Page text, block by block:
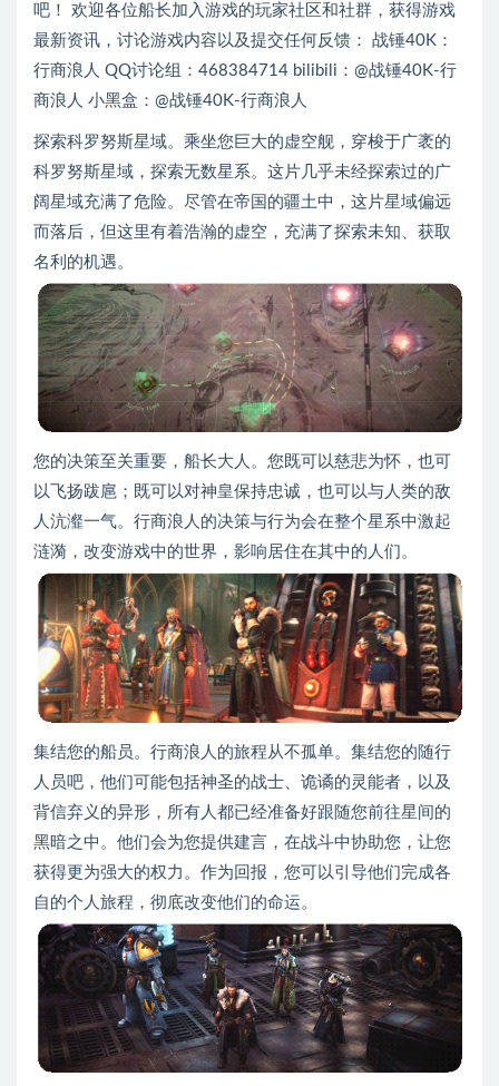
吧！ 欢迎各位船长加入游戏的玩家社区和社群，获得游戏
最新资讯，讨论游戏内容以及提交任何反馈： 战锤40K：
行商浪人 QQ讨论组：468384714 bilibili：@战锤40K-行
商浪人 小黑盒：@战锤40K-行商浪人
探索科罗努斯星域。乘坐您巨大的虚空舰，穿梭于广袤的
科罗努斯星域，探索无数星系。这片几乎未经探索过的广
阔星域充满了危险。尽管在帝国的疆土中，这片星域偏远
而落后，但这里有着浩瀚的虚空，充满了探索未知、获取
名利的机遇。
您的决策至关重要，船长大人。您既可以慈悲为怀，也可
以飞扬跋扈；既可以对神皇保持忠诚，也可以与人类的敌
人沆瀣一气。行商浪人的决策与行为会在整个星系中激起
涟漪，改变游戏中的世界，影响居住在其中的人们。
集结您的船员。行商浪人的旅程从不孤单。集结您的随行
人员吧，他们可能包括神圣的战士、诡谲的灵能者，以及
背信弃义的异形，所有人都已经准备好跟随您前往星间的
黑暗之中。他们会为您提供建言，在战斗中协助您，让您
获得更为强大的权力。作为回报，您可以引导他们完成各
自的个人旅程，彻底改变他们的命运。